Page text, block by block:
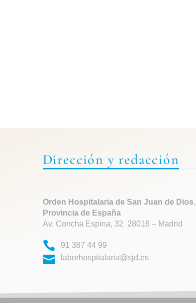
Dirección y redacción
Orden Hospitalaria de San Juan de Dios.
Provincia de España
Av. Concha Espina, 32 28016 – Madrid
91 387 44 99
laborhospitalaria@sjd.es